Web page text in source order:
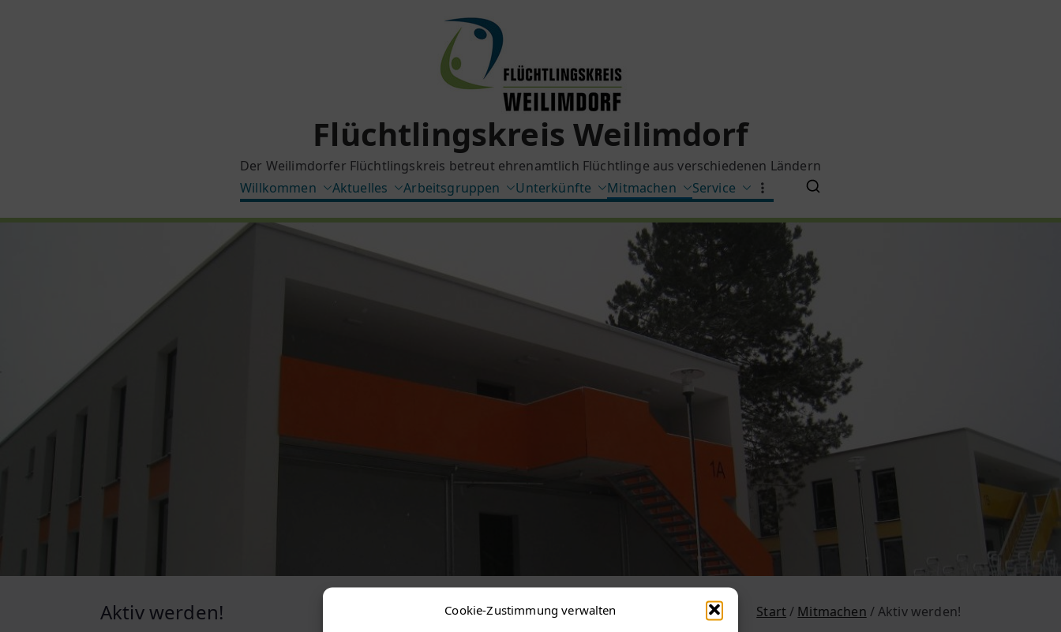
Cookie-Zustimmung verwalten
Flüchtlingskreis Weilimdorf
Der Weilimdorfer Flüchtlingskreis betreut ehrenamtlich Flüchtlinge aus verschiedenen Ländern
Willkommen
Aktuelles Arbeitsgruppen Unterkünfte Mitmachen Service
Aktiv werden! Start Mitmachen Aktiv werden!